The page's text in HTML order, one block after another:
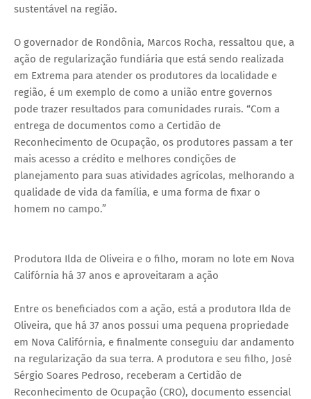
sustentável na região.
O governador de Rondônia, Marcos Rocha, ressaltou que, a
ação de regularização fundiária que está sendo realizada
em Extrema para atender os produtores da localidade e
região, é um exemplo de como a união entre governos
pode trazer resultados para comunidades rurais. “Com a
entrega de documentos como a Certidão de
Reconhecimento de Ocupação, os produtores passam a ter
mais acesso a crédito e melhores condições de
planejamento para suas atividades agrícolas, melhorando a
qualidade de vida da família, e uma forma de fixar o
homem no campo.”
Produtora Ilda de Oliveira e o filho, moram no lote em Nova
Califórnia há 37 anos e aproveitaram a ação
Entre os beneficiados com a ação, está a produtora Ilda de
Oliveira, que há 37 anos possui uma pequena propriedade
em Nova Califórnia, e finalmente conseguiu dar andamento
na regularização da sua terra. A produtora e seu filho, José
Sérgio Soares Pedroso, receberam a Certidão de
Reconhecimento de Ocupação (CRO), documento essencial